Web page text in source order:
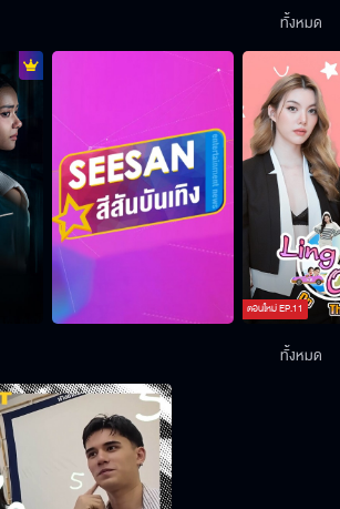
ตอนใหม่EP.11
ทั้งหมด
ทั้งหมด